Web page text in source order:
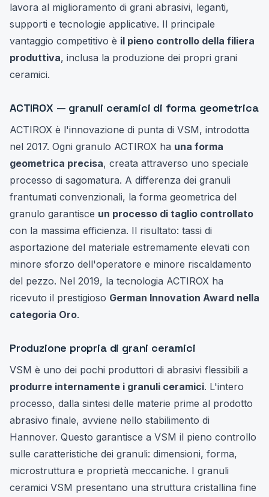
lavora al miglioramento di grani abrasivi, leganti,
supporti e tecnologie applicative. Il principale
vantaggio competitivo è il pieno controllo della filiera
produttiva, inclusa la produzione dei propri grani
ceramici.
ACTIROX — granuli ceramici di forma geometrica
ACTIROX è l'innovazione di punta di VSM, introdotta
nel 2017. Ogni granulo ACTIROX ha una forma
geometrica precisa, creata attraverso uno speciale
processo di sagomatura. A differenza dei granuli
frantumati convenzionali, la forma geometrica del
granulo garantisce un processo di taglio controllato
con la massima efficienza. Il risultato: tassi di
asportazione del materiale estremamente elevati con
minore sforzo dell'operatore e minore riscaldamento
del pezzo. Nel 2019, la tecnologia ACTIROX ha
ricevuto il prestigioso German Innovation Award nella
categoria Oro.
Produzione propria di grani ceramici
VSM è uno dei pochi produttori di abrasivi flessibili a
produrre internamente i granuli ceramici. L'intero
processo, dalla sintesi delle materie prime al prodotto
abrasivo finale, avviene nello stabilimento di
Hannover. Questo garantisce a VSM il pieno controllo
sulle caratteristiche dei granuli: dimensioni, forma,
microstruttura e proprietà meccaniche. I granuli
ceramici VSM presentano una struttura cristallina fine